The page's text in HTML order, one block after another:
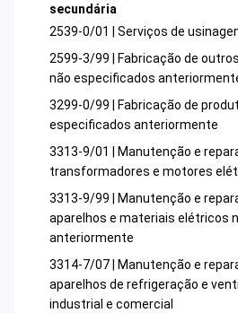
secundária
2539-0/01 | Serviços de
2599-3/99 | Fabricação de
não especificados
3299-0/99 | Fabricação de
especificados anteriormente
3313-9/01 | Manutenção e
transformadores e motores
3313-9/99 | Manutenção e
aparelhos e materiais elétricos
anteriormente
3314-7/07 | Manutenção e
aparelhos de refrigeração e
industrial e comercial